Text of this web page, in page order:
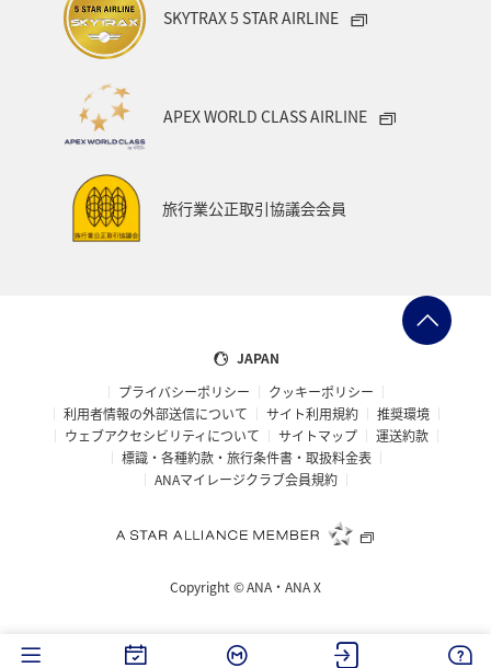
SKYTRAX 5 STAR AIRLINE
APEX WORLD CLASS AIRLINE
旅行業公正取引協議会会員
JAPAN
プライバシーポリシー
クッキーポリシー
利用者情報の外部送信について
サイト利用規約
推奨環境
ウェブアクセシビリティについて
サイトマップ
運送約款
標識・各種約款・旅行条件書・取扱料金表
ANAマイレージクラブ会員規約
Copyright ©ANA・ANA X